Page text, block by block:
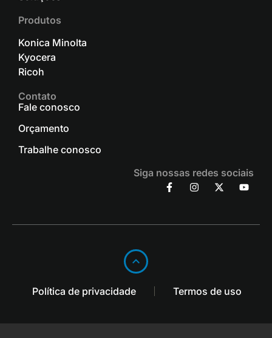
Produtos
Konica Minolta
Kyocera
Ricoh
Contato
Fale conosco
Orçamento
Trabalhe conosco
Siga nossas redes sociais
Política de privacidade Termos de uso